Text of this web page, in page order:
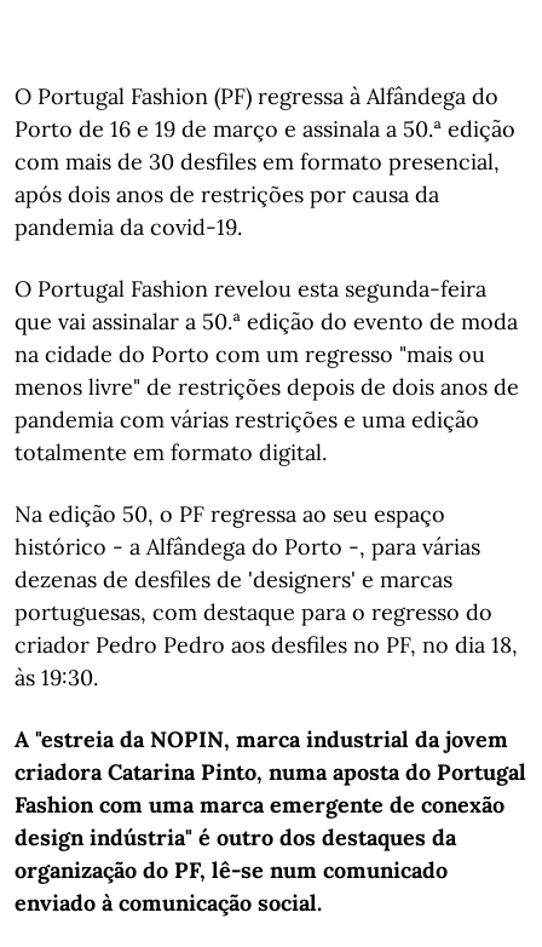
O Portugal Fashion (PF) regressa à Alfândega do
Porto de 16 e 19 de março e assinala a 50.ª edição
com mais de 30 desfiles em formato presencial,
após dois anos de restrições por causa da
pandemia da covid-19.
O Portugal Fashion revelou esta segunda-feira
que vai assinalar a 50.ª edição do evento de moda
na cidade do Porto com um regresso "mais ou
menos livre" de restrições depois de dois anos de
pandemia com várias restrições e uma edição
totalmente em formato digital.
Na edição 50, o PF regressa ao seu espaço
histórico - a Alfândega do Porto -, para várias
dezenas de desfiles de 'designers' e marcas
portuguesas, com destaque para o regresso do
criador Pedro Pedro aos desfiles no PF, no dia 18,
às 19:30.
A "estreia da NOPIN, marca industrial da jovem
criadora Catarina Pinto, numa aposta do Portugal
Fashion com uma marca emergente de conexão
design indústria" é outro dos destaques da
organização do PF, lê-se num comunicado
enviado à comunicação social.